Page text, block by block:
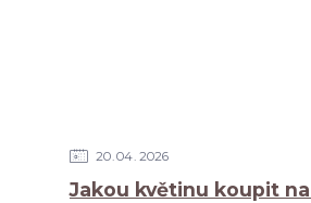
20 04 2026
Jakou květinu koupit